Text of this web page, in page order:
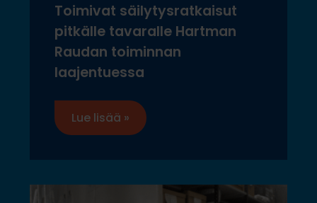
Toimivat säilytysratkaisut
pitkälle tavaralle Hartman
Raudan toiminnan
laajentuessa
Lue lisää »